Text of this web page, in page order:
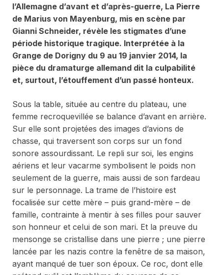
l’Allemagne d’avant et d’après-guerre, La Pierre
de Marius von Mayenburg, mis en scène par
Gianni Schneider, révèle les stigmates d’une
période historique tragique. Interprétée à la
Grange de Dorigny du 9 au 19 janvier 2014, la
pièce du dramaturge allemand dit la culpabilité
et, surtout, l’étouffement d’un passé honteux.
Sous la table, située au centre du plateau, une
femme recroquevillée se balance d’avant en arrière.
Sur elle sont projetées des images d’avions de
chasse, qui traversent son corps sur un fond
sonore assourdissant. Le repli sur soi, les engins
aériens et leur vacarme symbolisent le poids non
seulement de la guerre, mais aussi de son fardeau
sur le personnage. La trame de l’histoire est
focalisée sur cette mère – puis grand-mère – de
famille, contrainte à mentir à ses filles pour sauver
son honneur et celui de son mari. Et la preuve du
mensonge se cristallise dans une pierre ; une pierre
lancée par les nazis contre la fenêtre de sa maison,
ayant manqué de tuer son époux. Ce roc, dont elle